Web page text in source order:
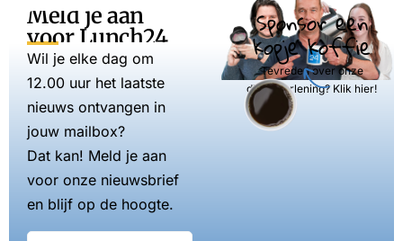
Meld je aan
voor Lunch24
Wil je elke dag om
12.00 uur het laatste
nieuws ontvangen in
jouw mailbox?
Dat kan! Meld je aan
voor onze nieuwsbrief
en blijf op de hoogte.
Sponsor een
kopje koffie
Tevreden over onze
dienstverlening? Klik hier!